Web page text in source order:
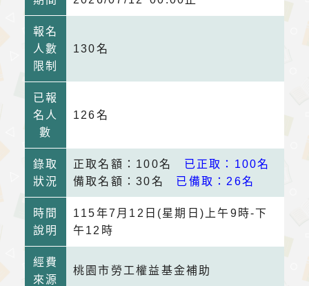
報名
人數
限制
130名
已報
名人
數
126名
錄取
狀況
正取名額：100名 已正取：100名
備取名額：30名 已備取：26名
時間
說明
115年7月12日(星期日)上午9時-下
午12時
經費
來源
桃園市勞工權益基金補助